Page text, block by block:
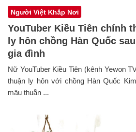
Người Việt Khắp Nơi
YouTuber Kiều Tiên chính
ly hôn chồng Hàn Quốc
gia đình
Nữ YouTuber Kiều Tiên (kênh Yewon
thuận ly hôn với chồng Hàn Quốc
mâu thuẫn ...